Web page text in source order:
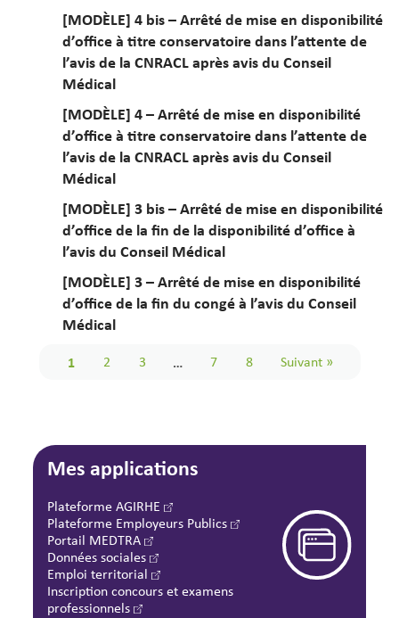
[MODÈLE] 4 bis – Arrêté de mise en disponibilité
d’office à titre conservatoire dans l’attente de
l’avis de la CNRACL après avis du Conseil
Médical
[MODÈLE] 4 – Arrêté de mise en disponibilité
d’office à titre conservatoire dans l’attente de
l’avis de la CNRACL après avis du Conseil
Médical
[MODÈLE] 3 bis – Arrêté de mise en disponibilité
d’office de la fin de la disponibilité d’office à
l’avis du Conseil Médical
[MODÈLE] 3 – Arrêté de mise en disponibilité
d’office de la fin du congé à l’avis du Conseil
Médical
1 2 3 … 7 8 Suivant »
Mes applications
Plateforme AGIRHE
Plateforme Employeurs Publics
Portail MEDTRA
Données sociales
Emploi territorial
Inscription concours et examens
professionnels